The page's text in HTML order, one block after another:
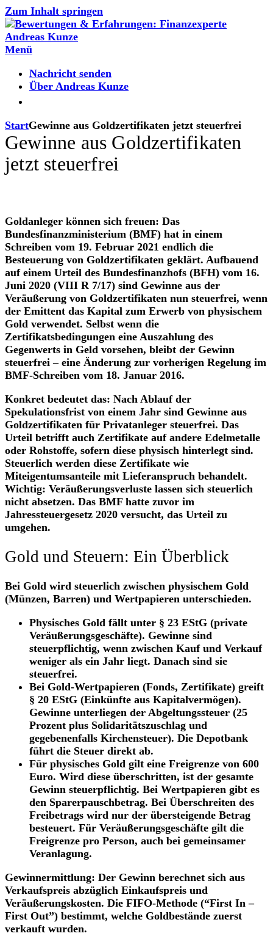
Zum Inhalt springen
Menü
Nachricht senden
Über Andreas Kunze
StartGewinne aus Goldzertifikaten jetzt steuerfrei
Gewinne aus Goldzertifikaten
jetzt steuerfrei
Goldanleger können sich freuen: Das
Bundesfinanzministerium (BMF) hat in einem
Schreiben vom 19. Februar 2021 endlich die
Besteuerung von Goldzertifikaten geklärt. Aufbauend
auf einem Urteil des Bundesfinanzhofs (BFH) vom 16.
Juni 2020 (VIII R 7/17) sind Gewinne aus der
Veräußerung von Goldzertifikaten nun steuerfrei, wenn
der Emittent das Kapital zum Erwerb von physischem
Gold verwendet. Selbst wenn die
Zertifikatsbedingungen eine Auszahlung des
Gegenwerts in Geld vorsehen, bleibt der Gewinn
steuerfrei – eine Änderung zur vorherigen Regelung im
BMF-Schreiben vom 18. Januar 2016.
Konkret bedeutet das: Nach Ablauf der
Spekulationsfrist von einem Jahr sind Gewinne aus
Goldzertifikaten für Privatanleger steuerfrei. Das
Urteil betrifft auch Zertifikate auf andere Edelmetalle
oder Rohstoffe, sofern diese physisch hinterlegt sind.
Steuerlich werden diese Zertifikate wie
Miteigentumsanteile mit Lieferanspruch behandelt.
Wichtig: Veräußerungsverluste lassen sich steuerlich
nicht absetzen. Das BMF hatte zuvor im
Jahressteuergesetz 2020 versucht, das Urteil zu
umgehen.
Gold und Steuern: Ein Überblick
Bei Gold wird steuerlich zwischen physischem Gold
(Münzen, Barren) und Wertpapieren unterschieden.
Physisches Gold fällt unter § 23 EStG (private
Veräußerungsgeschäfte). Gewinne sind
steuerpflichtig, wenn zwischen Kauf und Verkauf
weniger als ein Jahr liegt. Danach sind sie
steuerfrei.
Bei Gold-Wertpapieren (Fonds, Zertifikate) greift
§ 20 EStG (Einkünfte aus Kapitalvermögen).
Gewinne unterliegen der Abgeltungssteuer (25
Prozent plus Solidaritätszuschlag und
gegebenenfalls Kirchensteuer). Die Depotbank
führt die Steuer direkt ab.
Für physisches Gold gilt eine Freigrenze von 600
Euro. Wird diese überschritten, ist der gesamte
Gewinn steuerpflichtig. Bei Wertpapieren gibt es
den Sparerpauschbetrag. Bei Überschreiten des
Freibetrags wird nur der übersteigende Betrag
besteuert. Für Veräußerungsgeschäfte gilt die
Freigrenze pro Person, auch bei gemeinsamer
Veranlagung.
Gewinnermittlung: Der Gewinn berechnet sich aus
Verkaufspreis abzüglich Einkaufspreis und
Veräußerungskosten. Die FIFO-Methode (“First In –
First Out”) bestimmt, welche Goldbestände zuerst
verkauft wurden.